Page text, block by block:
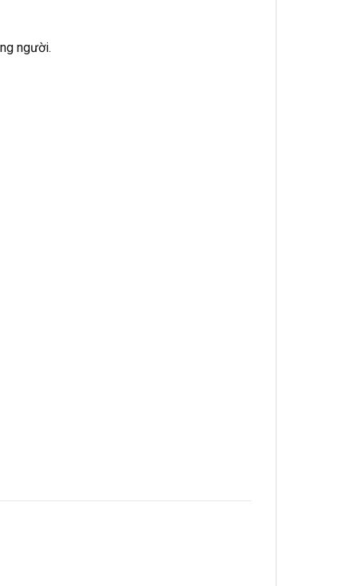
người.